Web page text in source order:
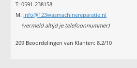
T: 0591-238158
M: info@123wasmachinereparatie.nl
(vermeld altijd je telefoonnummer)
209 Beoordelingen van Klanten:8.2/10